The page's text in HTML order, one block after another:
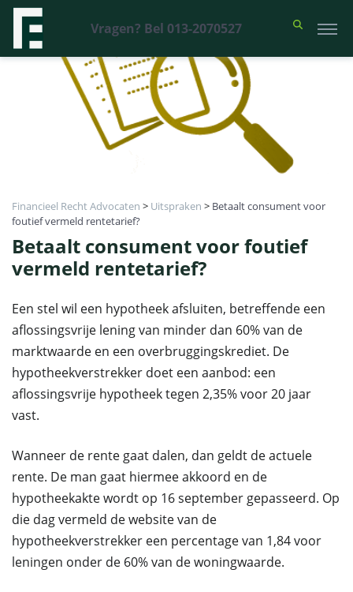
Vragen? Bel 013-2070527
Financieel Recht Advocaten > Uitspraken > Betaalt consument voor
foutief vermeld rentetarief?
Betaalt consument voor foutief
vermeld rentetarief?
Een stel wil een hypotheek afsluiten, betreffende een
aflossingsvrije lening van minder dan 60% van de
marktwaarde en een overbruggingskrediet. De
hypotheekverstrekker doet een aanbod: een
aflossingsvrije hypotheek tegen 2,35% voor 20 jaar
vast.
Wanneer de rente gaat dalen, dan geldt de actuele
rente. De man gaat hiermee akkoord en de
hypotheekakte wordt op 16 september gepasseerd. Op
die dag vermeld de website van de
hypotheekverstrekker een percentage van 1,84 voor
leningen onder de 60% van de woningwaarde.